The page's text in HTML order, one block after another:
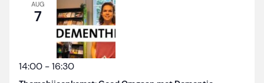
AUG
7
14:00 -16:30